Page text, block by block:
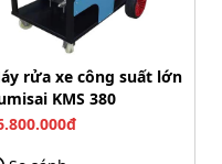
làm sạch cao
rửa xe công suất lớn
KMS 380